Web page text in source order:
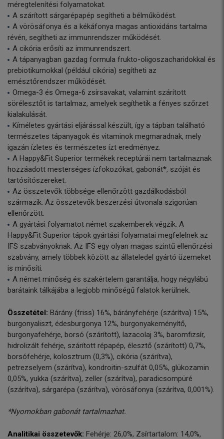
méregtelenítési folyamatokat.
A szárított sárgarépapép segítheti a bélműködést.
A vörösáfonya és a kékáfonya magas antioxidáns tartalma
révén, segítheti az immunrendszer működését.
A cikória erősíti az immunrendszert.
A tápanyagban gazdag formula frukto-oligoszacharidokkal és
prebiotikumokkal (például cikória) segítheti az
emésztőrendszer működését.
Omega-3 és Omega-6 zsírsavakat, valamint szárított
sörélesztőt is tartalmaz, amelyek segíthetik a fényes szőrzet
kialakulását.
Kíméletes gyártási eljárással készült, így a tápban található
természetes tápanyagok és vitaminok megmaradnak, mely
igazán ízletes és természetes ízt eredményez.
A Happy&Fit Superior termékek receptúrái nem tartalmaznak
hozzáadott mesterséges ízfokozókat, gabonát*, szóját és
tartósítószereket.
Az összetevők többsége ellenőrzött gazdálkodásból
származik. Az összetevők beszerzési útvonala szigorúan
ellenőrzött.
A gyártási folyamatot német szakemberek végzik. A
Happy&Fit Superior tápok gyártási folyamatai megfelelnek az
IFS szabványoknak. Az IFS egy olyan magas szintű ellenőrzési
szabvány, amely többek között az állateledel gyártó üzemeket
is minősíti.
A német minőség és szakértelem garantálja, hogy négylábú
barátaink tálkájába a legjobb minőségű falatok kerülnek.
Összetétel: Bárány (friss) 16%, bárányfehérje (szárítva) 15%,
burgonyaliszt, édesburgonya 12%, burgonyakeményítő,
burgonyafehérje, borsó (szárított), lazacolaj 3%, baromfizsír,
hidrolizált fehérje, szárított répapép, élesztő (szárított) 0,7%,
borsófehérje, kolosztrum (0,3%), cikória (szárítva),
petrezselyem (szárítva), kondroitin-szulfát 0,05%, glükozamin
0,05%, yukka (szárítva), zeller (szárítva), paradicsompüré
(szárítva), sárgarépa (szárítva), vörösáfonya (szárítva, 0,001%).
*Nyomokban gabonát tartalmazhat.
Analitikai összetevők: Fehérje: 26,0%, Zsírtartalom: 14,0%,